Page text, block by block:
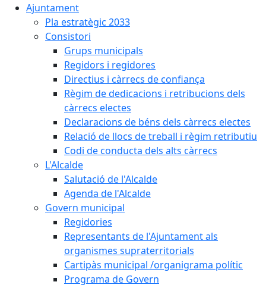
Ajuntament
Pla estratègic 2033
Consistori
Grups municipals
Regidors i regidores
Directius i càrrecs de confiança
Règim de dedicacions i retribucions dels
càrrecs electes
Declaracions de béns dels càrrecs electes
Relació de llocs de treball i règim retributiu
Codi de conducta dels alts càrrecs
L'Alcalde
Salutació de l'Alcalde
Agenda de l'Alcalde
Govern municipal
Regidories
Representants de l'Ajuntament als
organismes supraterritorials
Cartipàs municipal /organigrama polític
Programa de Govern